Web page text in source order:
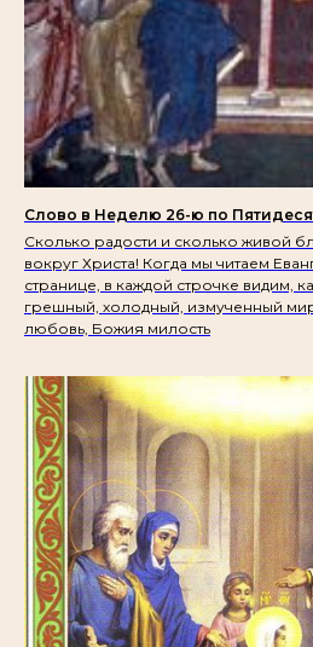
Слово в Неделю 26-ю по
Сколько радости и сколько живой
вокруг Христа! Когда мы читаем
странице, в каждой строчке видим,
грешный, холодный, измученный
любовь, Божия милость